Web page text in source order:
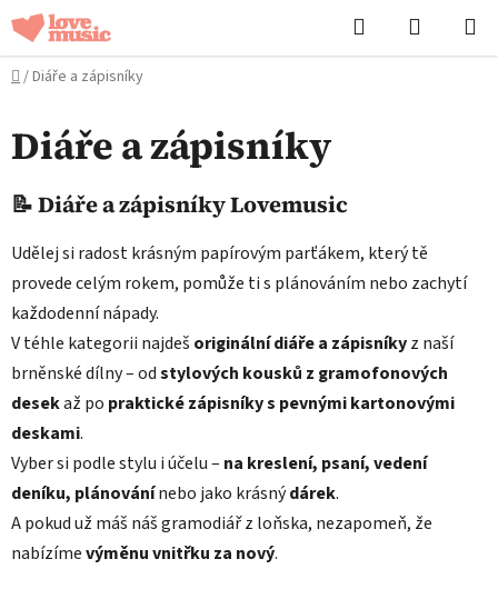
Přejít
na
obsah
Hledat
KOŠÍK
Domů
/Diáře a zápisníky
Diáře a zápisníky
📝 Diáře a zápisníky Lovemusic
Udělej si radost krásným papírovým parťákem, který tě
provede celým rokem, pomůže ti s plánováním nebo zachytí
každodenní nápady.
V téhle kategorii najdeš originální diáře a zápisníkyz naší
brněnské dílny – odstylových kousků z gramofonových
desekaž po praktické zápisníky s pevnými kartonovými
deskami.
Vyber si podle stylu i účelu – na kreslení, psaní, vedení
deníku, plánovánínebo jako krásnýdárek.
A pokud už máš náš gramodiář z loňska, nezapomeň, že
nabízímevýměnu vnitřku za nový.